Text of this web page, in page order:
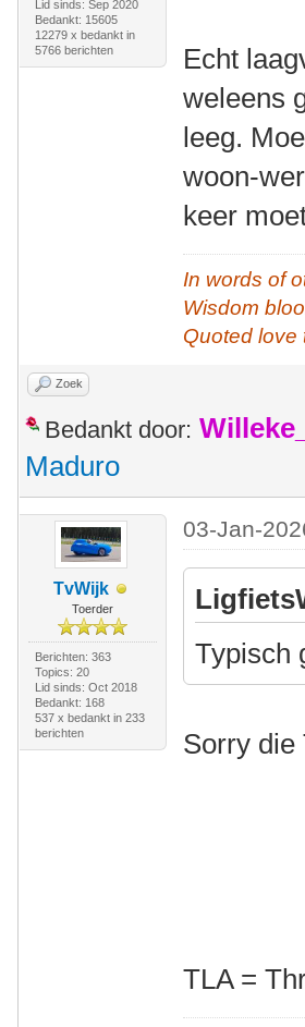
Lid sinds: Sep 2020
Bedankt: 15605
12279 x bedankt in
5766 berichten
Echt
weleens
leeg.
woon-
keer
In words of
Wisdom
Quoted love
Zoek
Bedankt door:
Maduro
TvWijk
Toerder
Berichten: 363
Topics: 20
Lid sinds: Oct 2018
Bedankt: 168
537 x bedankt in 233
berichten
03-Jan-
Typisch
Sorry die
TLA =